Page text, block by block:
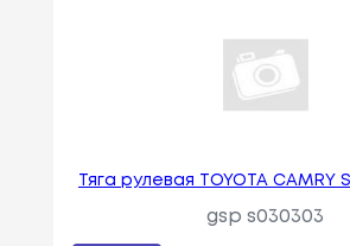
Тяга рулевая TOYOTA CAMRY
gsp s030303